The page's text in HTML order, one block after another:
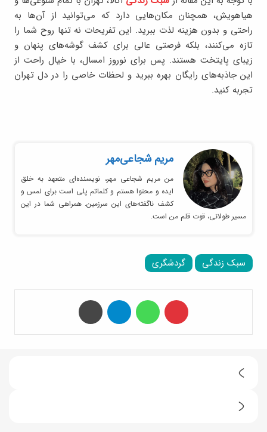
هیاهویش، همچنان مکان‌هایی دارد که می‌توانید از آن‌ها به
راحتی و بدون هزینه لذت ببرید. این تفریحات نه تنها روح شما را
تازه می‌کنند، بلکه فرصتی عالی برای کشف گوشه‌های پنهان و
زیبای پایتخت هستند. پس برای نوروز امسال، با خیال راحت از
این جاذبه‌های رایگان بهره ببرید و لحظات خاصی را در دل تهران
تجربه کنید.
مریم شجاعی‌مهر
من مریم شجاعی مهر، نویسنده‌ای متعهد به خلق
ایده و محتوا هستم و کلماتم پلی است برای لمس و
کشف ناگفته‌های این سرزمین. همراهی شما در این
مسیر طولانی، قوت قلم من است.
سبک زندگی گردشگری
4